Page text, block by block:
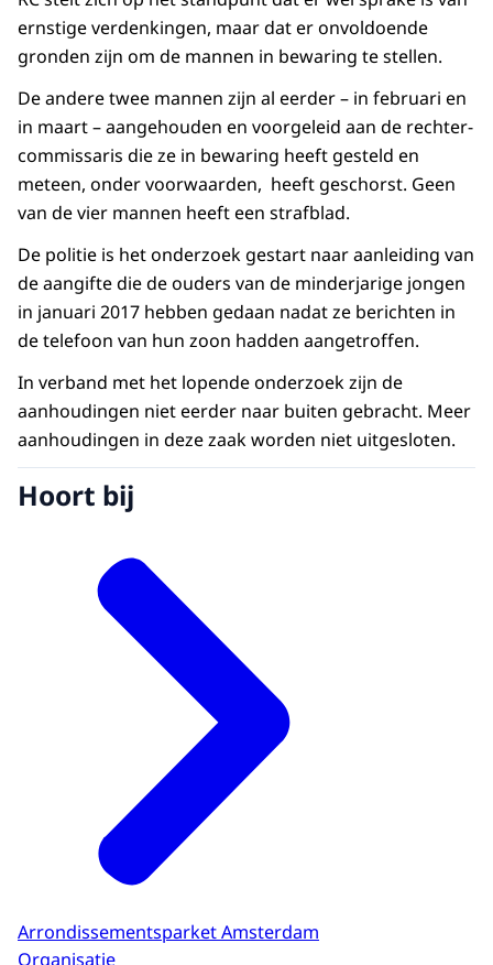
ernstige verdenkingen, maar dat er onvoldoende
gronden zijn om de mannen in bewaring te stellen.
De andere twee mannen zijn al eerder – in februari en
in maart – aangehouden en voorgeleid aan de rechter-
commissaris die ze in bewaring heeft gesteld en
meteen, onder voorwaarden, heeft geschorst. Geen
van de vier mannen heeft een strafblad.
De politie is het onderzoek gestart naar aanleiding van
de aangifte die de ouders van de minderjarige jongen
in januari 2017 hebben gedaan nadat ze berichten in
de telefoon van hun zoon hadden aangetroffen.
In verband met het lopende onderzoek zijn de
aanhoudingen niet eerder naar buiten gebracht. Meer
aanhoudingen in deze zaak worden niet uitgesloten.
Hoort bij
Arrondissementsparket Amsterdam
Organisatie